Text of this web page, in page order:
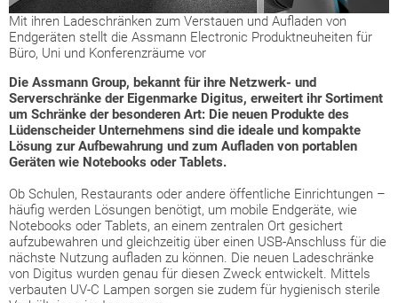
Mit ihren Ladeschränken zum Verstauen und Aufladen von
Endgeräten stellt die Assmann Electronic Produktneuheiten für
Büro, Uni und Konferenzräume vor
Die Assmann Group, bekannt für ihre Netzwerk- und
Serverschränke der Eigenmarke Digitus, erweitert ihr Sortiment
um Schränke der besonderen Art: Die neuen Produkte des
Lüdenscheider Unternehmens sind die ideale und kompakte
Lösung zur Aufbewahrung und zum Aufladen von portablen
Geräten wie Notebooks oder Tablets.
Ob Schulen, Restaurants oder andere öffentliche Einrichtungen –
häufig werden Lösungen benötigt, um mobile Endgeräte, wie
Notebooks oder Tablets, an einem zentralen Ort gesichert
aufzubewahren und gleichzeitig über einen USB-Anschluss für die
nächste Nutzung aufladen zu können. Die neuen Ladeschränke
von Digitus wurden genau für diesen Zweck entwickelt. Mittels
verbauten UV-C Lampen sorgen sie zudem für hygienisch sterile